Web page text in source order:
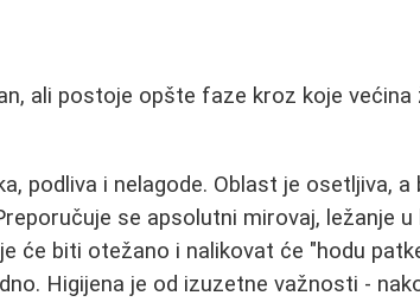
ali postoje opšte faze kroz koje većina
podliva i nelagode. Oblast je osetljiva, a
se apsolutni mirovaj, ležanje u
će biti otežano i nalikovat će "hodu
Higijena je od izuzetne važnosti -